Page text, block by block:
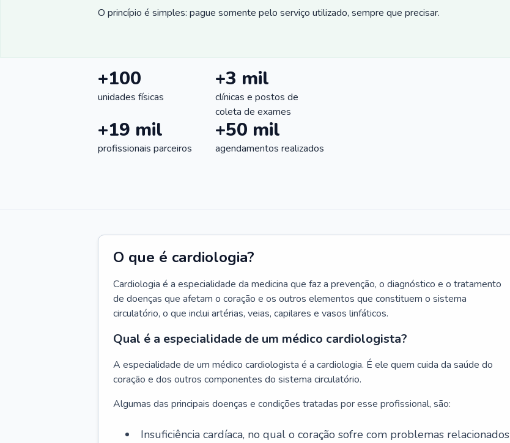
O princípio é simples: pague somente pelo serviço utilizado, sempre que precisar.
+100
unidades físicas
+3 mil
clínicas e postos de
coleta de exames
+19 mil
profissionais parceiros
+50 mil
agendamentos realizados
O que é cardiologia?
Cardiologia é a especialidade da medicina que faz a prevenção, o diagnóstico e o tratamento
de doenças que afetam o coração e os outros elementos que constituem o sistema
circulatório, o que inclui artérias, veias, capilares e vasos linfáticos.
Qual é a especialidade de um médico cardiologista?
A especialidade de um médico cardiologista é a cardiologia. É ele quem cuida da saúde do
coração e dos outros componentes do sistema circulatório.
Algumas das principais doenças e condições tratadas por esse profissional, são:
Insuficiência cardíaca, no qual o coração sofre com problemas relacionados